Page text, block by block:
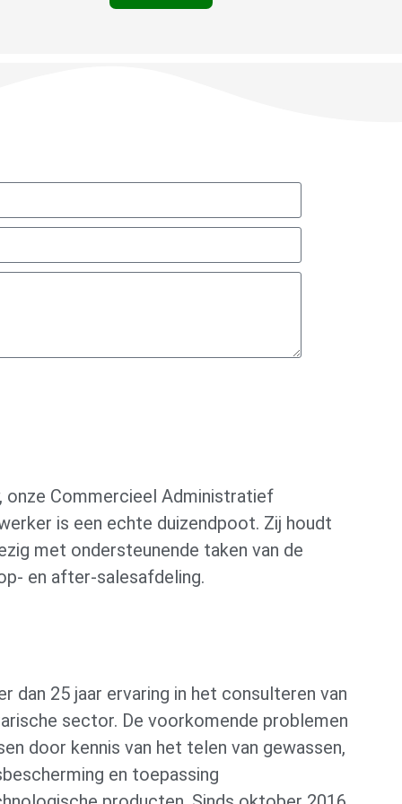
onze Commercieel Administratief
is een echte duizendpoot. Zij houdt
met ondersteunende taken van de
en after-salesafdeling.
dan 25 jaar ervaring in het consulteren van
sector. De voorkomende problemen
door kennis van het telen van gewassen,
en toepassing